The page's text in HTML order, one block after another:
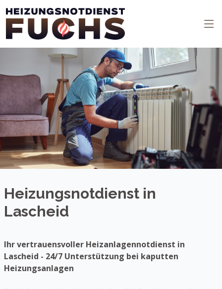
Heizungsnotdienst in
Lascheid
Ihr vertrauensvoller Heizanlagennotdienst in
Lascheid - 24/7 Unterstützung bei kaputten
Heizungsanlagen